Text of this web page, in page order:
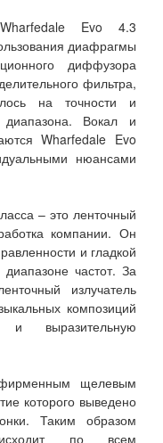
Evo 4.3
диафрагмы
диффузора
фильтра,
на точности и
диапазона. Вокал и
Wharfedale Evo
нюансами
– это ленточный
компании. Он
и гладкой
частот. За
излучатель
композиций
выразительную
щелевым
которого выведено
Таким образом
по всем